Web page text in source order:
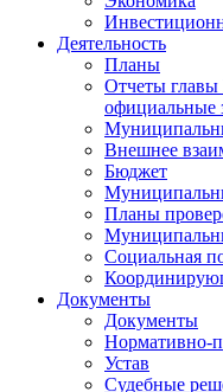
Деятельность
Планы
Отчеты
официальные
Внешнее
Бюджет
Планы
Социальная
Документы
Документы
Нормативно-
Устав
Судебные